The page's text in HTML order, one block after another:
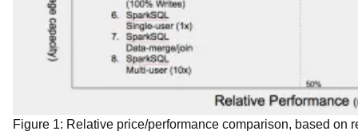
Figure 1: Relative price/performance comparison, based on